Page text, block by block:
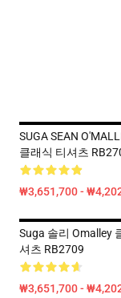
SUGA SEAN
클래식 티셔츠
₩3,651,700 -
Suga 솔리 Omalley
셔츠 RB2709
₩3,651,700 -